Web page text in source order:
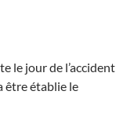
le jour de l’accident
être établie le